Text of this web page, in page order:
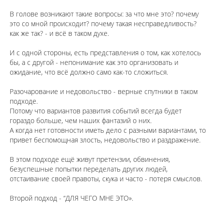
В голове возникают такие вопросы: за что мне это? почему
это со мной происходит? почему такая несправедливость?
как же так? - и всё в таком духе.
И с одной стороны, есть представления о том, как хотелось
бы, а с другой - непонимание как это организовать и
ожидание, что всё должно само как-то сложиться.
Разочарование и недовольство - верные спутники в таком
подходе.
Потому что вариантов развития событий всегда будет
гораздо больше, чем наших фантазий о них.
А когда нет готовности иметь дело с разными вариантами, то
привет беспомощная злость, недовольство и раздражение.
В этом подходе ещё живут претензии, обвинения,
безуспешные попытки переделать других людей,
отстаивание своей правоты, скука и часто - потеря смыслов.
Второй подход - “ДЛЯ ЧЕГО МНЕ ЭТО».